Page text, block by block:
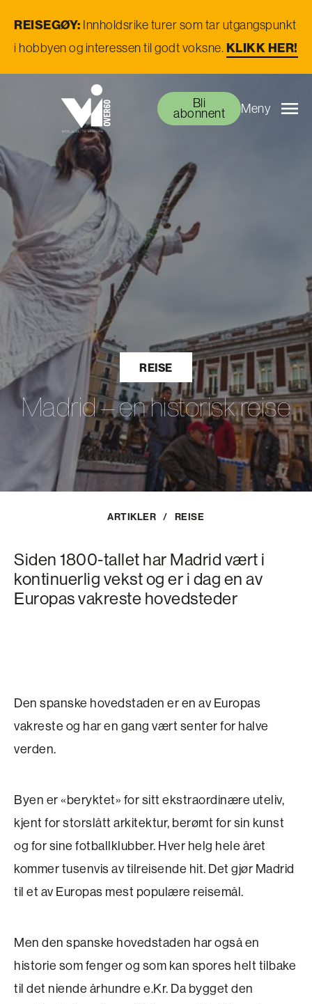
REISEGØY: Innholdsrike turer som tar utgangspunkt
i hobbyen og interessen til godt voksne. KLIKK HER!
Bli
abonnent Meny
REISE
Madrid – en historisk reise
ARTIKLER / REISE
Siden 1800-tallet har Madrid vært i
kontinuerlig vekst og er i dag en av
Europas vakreste hovedsteder
Den spanske hovedstaden er en av Europas
vakreste og har en gang vært senter for halve
verden.
Byen er «beryktet» for sitt ekstraordinære uteliv,
kjent for storslått arkitektur, berømt for sin kunst
og for sine fotballklubber. Hver helg hele året
kommer tusenvis av tilreisende hit. Det gjør Madrid
til et av Europas mest populære reisemål.
Men den spanske hovedstaden har også en
historie som fenger og som kan spores helt tilbake
til det niende århundre e.Kr. Da bygget den